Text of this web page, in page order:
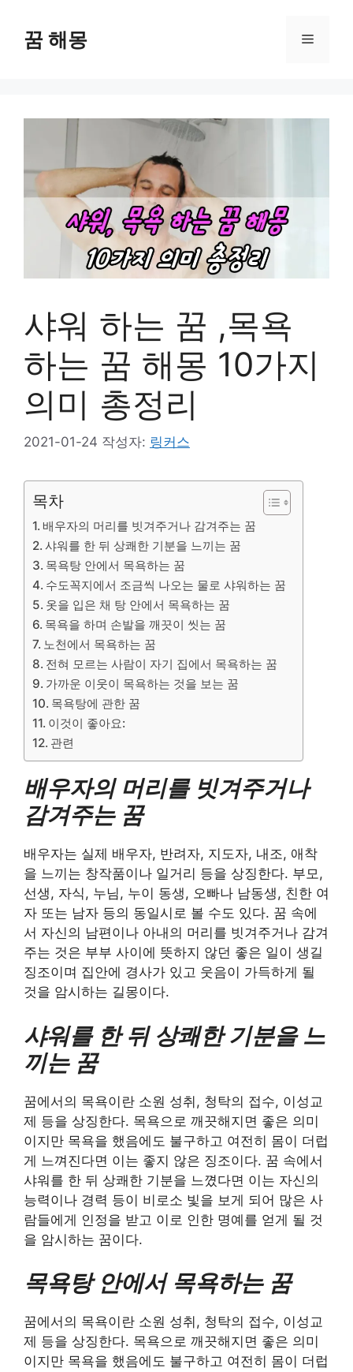
꿈 해몽 메
샤워 하는 꿈 ,목욕
하는 꿈 해몽 10가지
의미 총정리
2021-01-24 작성자: 링커스
목차
배우자의 머리를 빗겨주거나 감겨주는 꿈
샤워를 한 뒤 상쾌한 기분을 느끼는 꿈
목욕탕 안에서 목욕하는 꿈
수도꼭지에서 조금씩 나오는 물로 샤워하는 꿈
옷을 입은 채 탕 안에서 목욕하는 꿈
목욕을 하며 손발을 깨끗이 씻는 꿈
노천에서 목욕하는 꿈
전혀 모르는 사람이 자기 집에서 목욕하는 꿈
가까운 이웃이 목욕하는 것을 보는 꿈
목욕탕에 관한 꿈
이것이 좋아요:
관련
배우자의 머리를 빗겨주거나
감겨주는 꿈
배우자는 실제 배우자, 반려자, 지도자, 내조, 애착
을 느끼는 창작품이나 일거리 등을 상징한다. 부모,
선생, 자식, 누님, 누이 동생, 오빠나 남동생, 친한 여
자 또는 남자 등의 동일시로 볼 수도 있다. 꿈 속에
서 자신의 남편이나 아내의 머리를 빗겨주거나 감겨
주는 것은 부부 사이에 뜻하지 않던 좋은 일이 생길
징조이며 집안에 경사가 있고 웃음이 가득하게 될
것을 암시하는 길몽이다.
샤워를 한 뒤 상쾌한 기분을 느
끼는 꿈
꿈에서의 목욕이란 소원 성취, 청탁의 접수, 이성교
제 등을 상징한다. 목욕으로 깨끗해지면 좋은 의미
이지만 목욕을 했음에도 불구하고 여전히 몸이 더럽
게 느껴진다면 이는 좋지 않은 징조이다. 꿈 속에서
샤워를 한 뒤 상쾌한 기분을 느꼈다면 이는 자신의
능력이나 경력 등이 비로소 빛을 보게 되어 많은 사
람들에게 인정을 받고 이로 인한 명예를 얻게 될 것
을 암시하는 꿈이다.
목욕탕 안에서 목욕하는 꿈
꿈에서의 목욕이란 소원 성취, 청탁의 접수, 이성교
제 등을 상징한다. 목욕으로 깨끗해지면 좋은 의미
이지만 목욕을 했음에도 불구하고 여전히 몸이 더럽